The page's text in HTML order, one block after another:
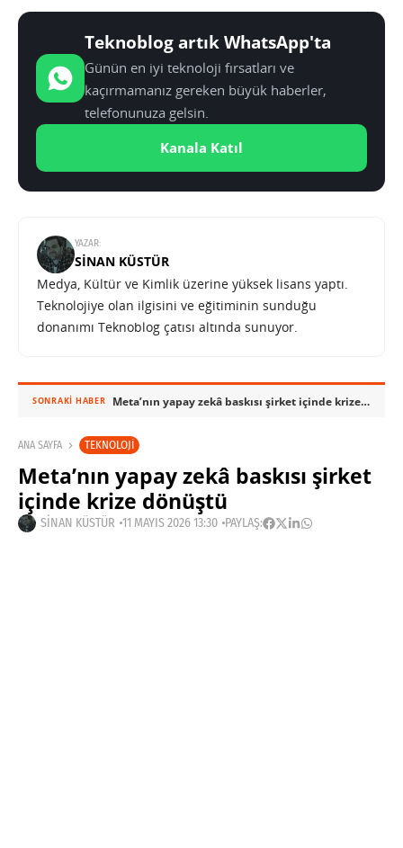
Teknoblog artık WhatsApp'ta
Günün en iyi teknoloji fırsatları ve
kaçırmamanız gereken büyük haberler,
telefonunuza gelsin.
Kanala Katıl
YAZAR:
SINAN KÜSTÜR
Medya, Kültür ve Kimlik üzerine yüksek lisans yaptı.
Teknolojiye olan ilgisini ve eğitiminin sunduğu
donanımı Teknoblog çatısı altında sunuyor.
SONRAKI HABER Meta’nın yapay zekâ baskısı şirket içinde krize dönüştü
ANA SAYFA TEKNOLOJI
Meta’nın yapay zekâ baskısı şirket
içinde krize dönüştü
SINAN KÜSTÜR 11 MAYIS 2026 13:30 PAYLAŞ: